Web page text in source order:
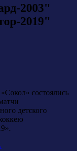
2003"
2019"
состоялись
детского